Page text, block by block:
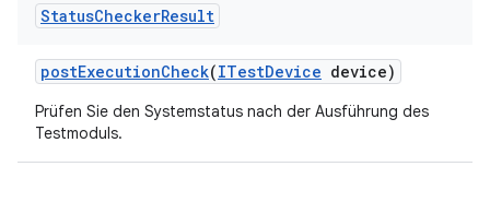
StatusCheckerResult
postExecutionCheck(ITestDevice device)
Prüfen Sie den Systemstatus nach der Ausführung des
Testmoduls.